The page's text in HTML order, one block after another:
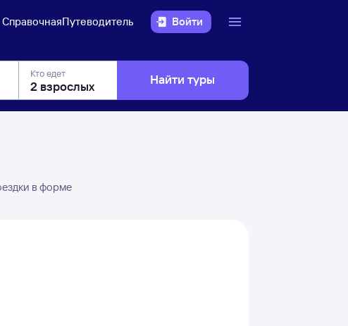
СправочнаяПутеводитель Войти
Кто едет Найти туры
в форме